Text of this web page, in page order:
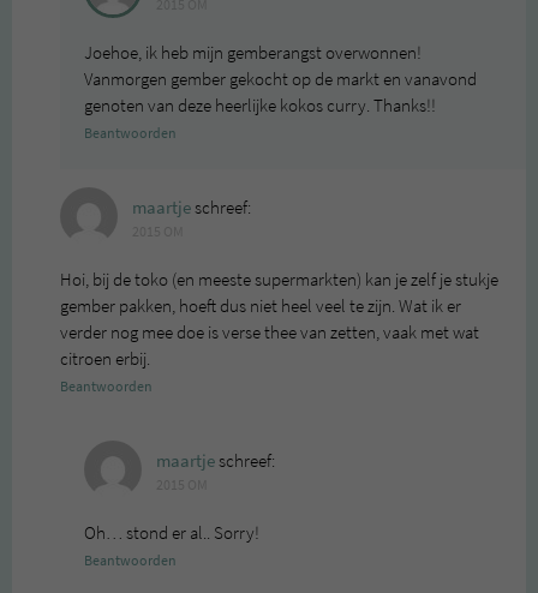
Joehoe, ik heb mijn gemberangst overwonnen!
Vanmorgen gember gekocht op de markt en vanavond
genoten van deze heerlijke kokos curry. Thanks!!
Beantwoorden
maartjeschreef:
Hoi, bij de toko (en meeste supermarkten) kan je zelf je stukje
gember pakken, hoeft dus niet heel veel te zijn. Wat ik er
verder nog mee doe is verse thee van zetten, vaak met wat
citroen erbij.
Beantwoorden
maartjeschreef:
Oh… stond er al.. Sorry!
Beantwoorden